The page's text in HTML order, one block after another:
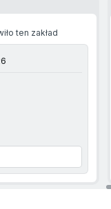
ten zakład